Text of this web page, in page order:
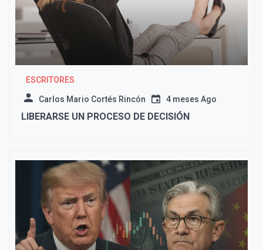
ESCRITORES
Carlos Mario Cortés Rincón 4 meses Ago
LIBERARSE UN PROCESO DE DECISIÓN